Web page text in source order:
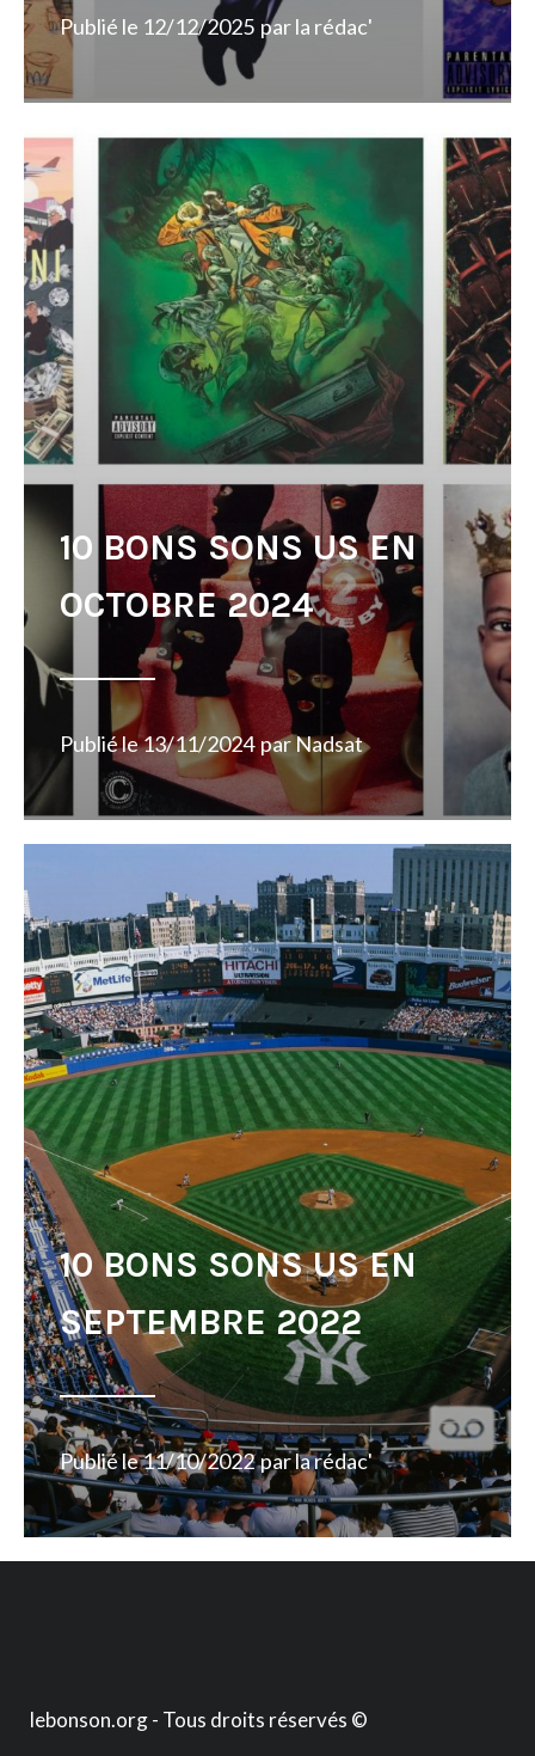
Publié le 12/12/2025 parla rédac'
10 BONS SONS US EN
OCTOBRE 2024
Publié le13/11/2024 parNadsat
10 BONS SONS US EN
SEPTEMBRE 2022
Publié le11/10/2022 parla rédac'
lebonson.org - Tous droits réservés ©